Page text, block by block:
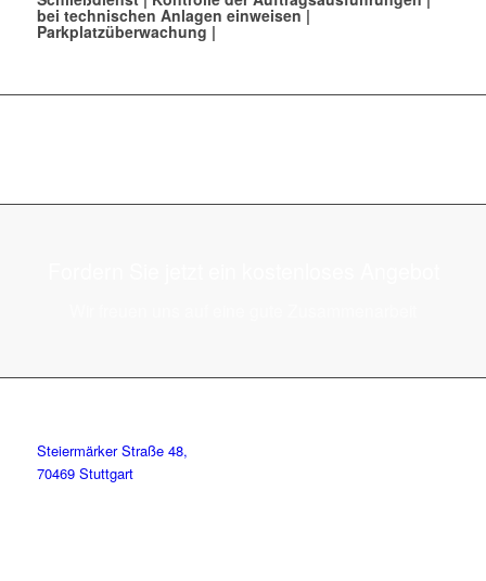
bei technischen Anlagen einweisen|
Parkplatzüberwachung |
Steiermärker Straße 48,
70469 Stuttgart